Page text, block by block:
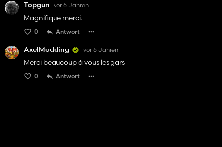
Topgun vor 6 Jahren
Magnifique merci.
0 Antwort
AxelModding vor 6 Jahren
Merci beaucoup à vous les gars
0 Antwort